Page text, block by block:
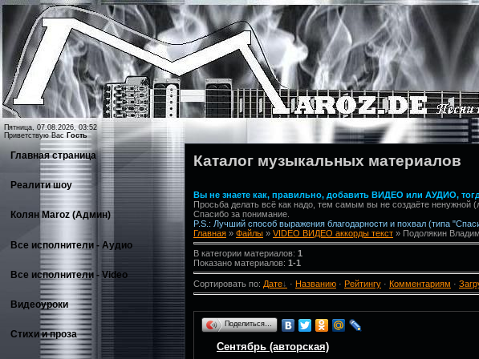
Пятница, 07.08.2026, 03:52
Приветствую Вас Гость
Главная страница
Реалити шоу
Колян Maroz (Админ)
Все исполнители - Аудио
Все исполнители - Video
Видеоуроки
Стихи и проза
Каталог музыкальных материалов
Вы не знаете как, правильно, добавить ВИДЕО или АУДИО,
Просьба делать всё как надо, тем самым вы не создаёте ненужной
Спасибо за понимание.
P.S.: Лучший способ выражения благодарности и похвал (типа
Главная » Файлы » VIDEO ВИДЕО аккорды текст » Подолякин
В категории материалов: 1
Показано материалов: 1-1
Сортировать по: Дате · Названию · Рейтингу · Комментариям ·
Поделиться…
Сентябрь (авторская)